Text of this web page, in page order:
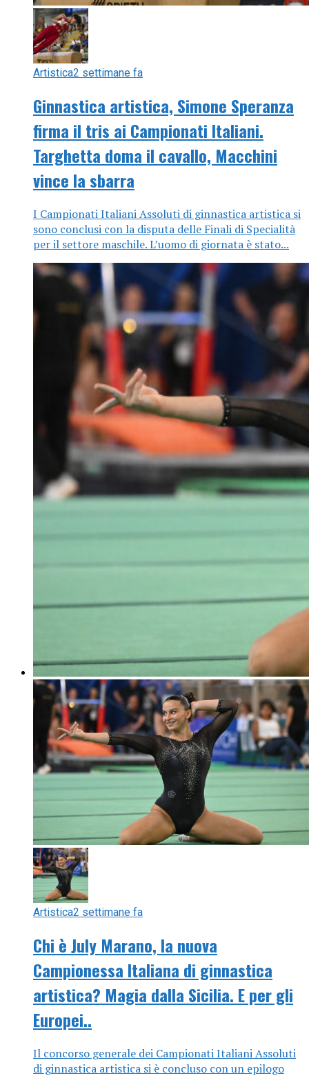
Artistica2 settimane fa
Ginnastica artistica, Simone Speranza
firma il tris ai Campionati Italiani.
Targhetta doma il cavallo, Macchini
vince la sbarra
I Campionati Italiani Assoluti di ginnastica artistica si
sono conclusi con la disputa delle Finali di Specialità
per il settore maschile. L’uomo di giornata è stato...
Artistica2 settimane fa
Chi è July Marano, la nuova
Campionessa Italiana di ginnastica
artistica? Magia dalla Sicilia. E per gli
Europei..
Il concorso generale dei Campionati Italiani Assoluti
di ginnastica artistica si è concluso con un epilogo